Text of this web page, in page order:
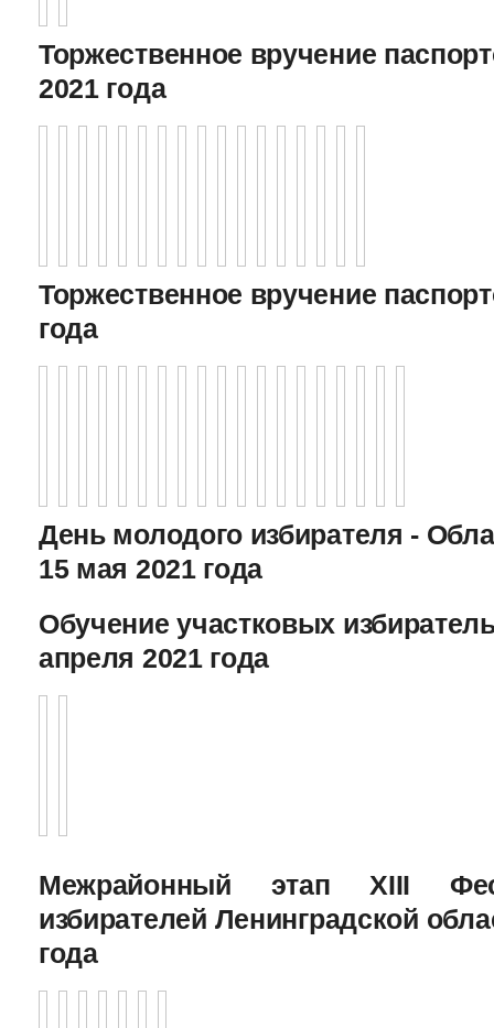
Торжественное вручение
2021 года
Торжественное вручение
года
День молодого избирателя -
15 мая 2021 года
Обучение участковых
апреля 2021 года
Межрайонный этап XIII
избирателей Ленинградской
года